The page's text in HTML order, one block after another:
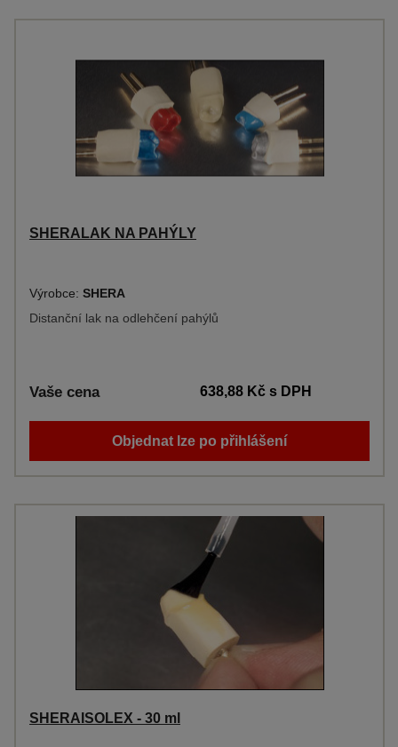
SHERALAK NA PAHÝLY
Výrobce: SHERA
Distanční lak na odlehčení pahýlů
Vaše cena 638,88 Kčs DPH
Objednat lze po přihlášení
SHERAISOLEX - 30 ml